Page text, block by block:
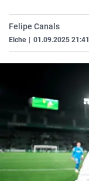
Felipe Canals
Elche 01.09.2025 21:41